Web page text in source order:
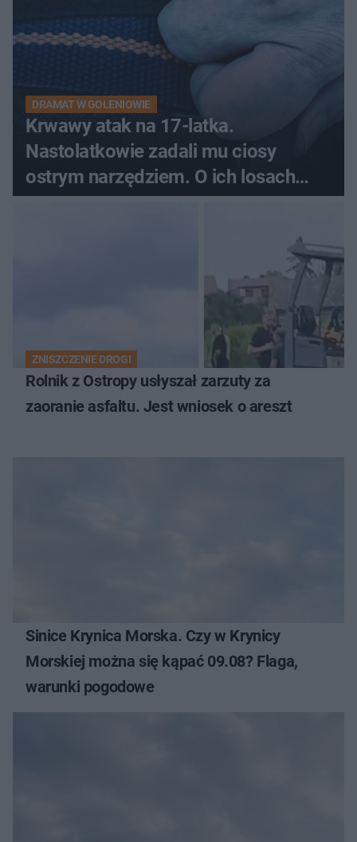
DRAMAT W GOLENIOWIE
Krwawy atak na 17-latka.
Nastolatkowie zadali mu ciosy
ostrym narzędziem. O ich losach
zdecyduje sąd rodzinny
ZNISZCZENIE DROGI
Rolnik z Ostropy usłyszał zarzuty za
zaoranie asfaltu. Jest wniosek o areszt
Sinice Krynica Morska. Czy w Krynicy
Morskiej można się kąpać 09.08? Flaga,
warunki pogodowe